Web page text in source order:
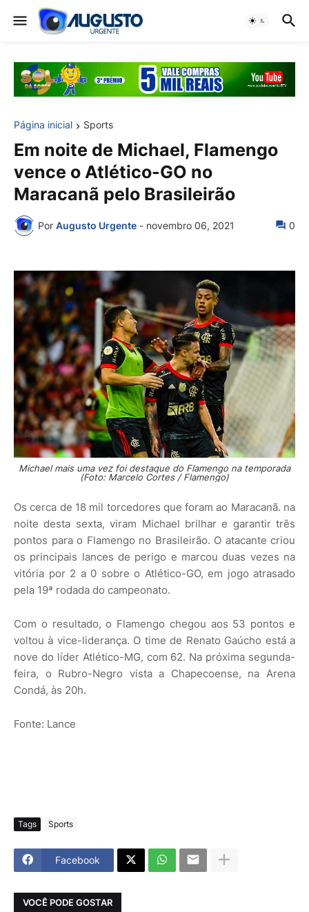
Página inicial Sports
Em noite de Michael, Flamengo
vence o Atlético-GO no
Maracanã pelo Brasileirão
Por Augusto Urgente - novembro 06, 2021 0
Michael mais uma vez foi destaque do Flamengo na temporada
(Foto: Marcelo Cortes / Flamengo)
Os cerca de 18 mil torcedores que foram ao Maracanã. na
noite desta sexta, viram Michael brilhar e garantir três
pontos para o Flamengo no Brasileirão. O atacante criou
os principais lances de perigo e marcou duas vezes na
vitória por 2 a 0 sobre o Atlético-GO, em jogo atrasado
pela 19ª rodada do campeonato.
Com o resultado, o Flamengo chegou aos 53 pontos e
voltou à vice-liderança. O time de Renato Gaúcho está a
nove do líder Atlético-MG, com 62. Na próxima segunda-
feira, o Rubro-Negro vista a Chapecoense, na Arena
Condá, às 20h.
Fonte: Lance
Tags Sports
Facebook
VOCÊ PODE GOSTAR